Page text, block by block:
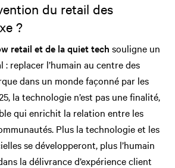
du retail des
?
retail et de la quiet tech souligne un
: replacer l’humain au centre des
dans un monde façonné par les
la technologie n’est pas une finalité,
qui enrichit la relation entre les
Plus la technologie et les
se développeront, plus l’humain
la délivrance d’expérience client